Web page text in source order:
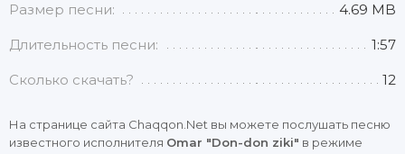
Размер песни: 4.69 MB
Длительность песни: 1:57
Сколько скачать? 12
На странице сайта Chaqqon.Net вы можете послушать песню
известного исполнителя Omar "Don-don ziki" в режиме